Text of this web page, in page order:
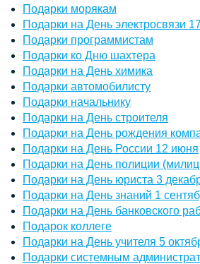
Подарки морякам
Подарки на День электросвязи
Подарки программистам
Подарки ко Дню шахтера
Подарки на День химика
Подарки автомобилисту
Подарки начальнику
Подарки на День строителя
Подарки на День рождения
Подарки на День России 12 июня
Подарки на День полиции
Подарки на День юриста 3
Подарки на День знаний 1
Подарки на День банковского
Подарок коллеге
Подарки на День учителя 5
Подарки системным